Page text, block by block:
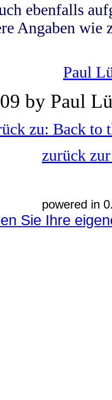
ebenfalls
Angaben wie
Paul
by Paul
zu: Back to
zurück
powered in
Sie Ihre